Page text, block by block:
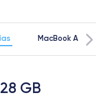
MacBook Air 13"
GB